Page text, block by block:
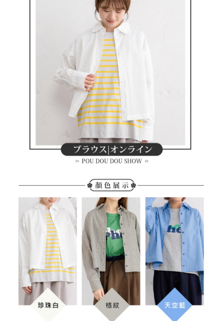
購買商品的店家。未經商家同意取消之訂單仍視為有效，需透過AFTEE先享
※ 交易是否成功請以「AFTEE先享後付 」之結帳頁面顯示為準，若有關於
是否繳費成功／繳費後需取消欲退款等相關疑問，請聯繫「AFTEE先享後付
https://netprotections.freshdesk.com/support/home
１．透過由恩沛科技股份有限公司提供之「AFTEE先享後付」服務完成之交
易，需依本服務之必要範圍內提供個人資料，並將交易相關給付款項請求債
權轉讓予恩沛科技股份有限公司。
２．關於個人資料處理事宜，請瀏覽以下網址：
https://aftee.tw/terms/#terms3
３．未成年的使用者請事先徵得法定代理人或監護人之同意方可使用
「AFTEE先享後付」，若未經同意申辦者引起之損失，本公司不負相關責
４．使用「AFTEE先享後付」時，將依據個別帳號之用戶狀況，依本公司即
時審查核予不同之上限額度；若仍有額度不足之情形，本公司將視審查結果
請求用戶進行身份認證。
每筆NT$80，滿NT$2,000(含以上)免運費
每筆NT$80，滿NT$2,000(含以上)免運費
每筆NT$80，滿NT$2,000(含以上)免運費
每筆NT$80，滿NT$2,000(含以上)免運費
離島宅配
每筆NT$280，滿NT$2,000(含以上)免運費